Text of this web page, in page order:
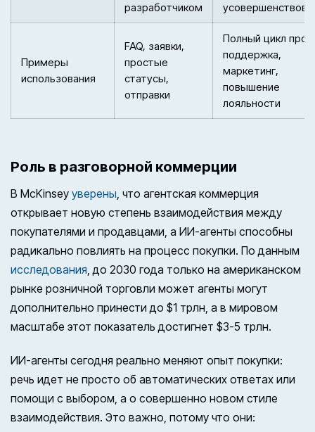
разработчиком
Примеры
использования
FAQ, заявки,
простые
статусы,
отправки
Полный цикл
поддержка,
маркетинг,
повышение
лояльности
Роль в разговорной коммерции
В McKinsey уверены, что агентская коммерция
открывает новую степень взаимодействия между
покупателями и продавцами, а ИИ-агенты способны
радикально повлиять на процесс покупки. По данным
исследования, до 2030 года только на американском
рынке розничной торговли может агенты могут
дополнительно принести до $1 трлн, а в мировом
масштабе этот показатель достигнет $3-5 трлн.
ИИ-агенты сегодня реально меняют опыт покупки:
речь идет не просто об автоматических ответах или
помощи с выбором, а о совершенно новом стиле
взаимодействия. Это важно, потому что они: